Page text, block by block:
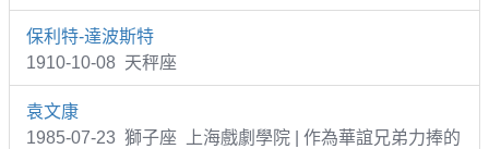
保利特-達波斯特
1910-10-08 天秤座
袁文康
1985-07-23 獅子座 上海戲劇學院 | 作為華誼兄弟力捧的